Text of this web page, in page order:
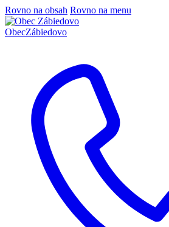
Rovno na obsah Rovno na menu
ObecZábiedovo